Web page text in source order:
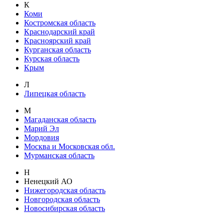
К
Коми
Костромская область
Краснодарский край
Красноярский край
Курганская область
Курская область
Крым
Л
Липецкая область
М
Магаданская область
Марий Эл
Мордовия
Москва и Московская обл.
Мурманская область
Н
Ненецкий АО
Нижегородская область
Новгородская область
Новосибирская область